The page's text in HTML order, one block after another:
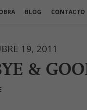
BLOG CONTACTO
19, 2011
&